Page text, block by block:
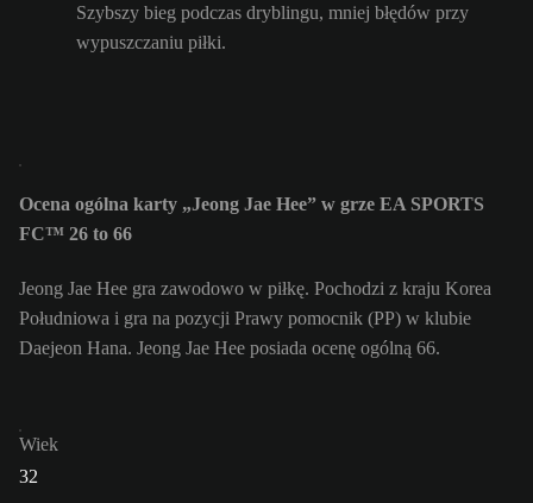
Szybszy bieg podczas dryblingu, mniej błędów przy
wypuszczaniu piłki.
Ocena ogólna karty „Jeong Jae Hee” w grze EA SPORTS
FC™ 26 to 66
Jeong Jae Hee gra zawodowo w piłkę. Pochodzi z kraju Korea
Południowa i gra na pozycji Prawy pomocnik (PP) w klubie
Daejeon Hana. Jeong Jae Hee posiada ocenę ogólną 66.
Wiek
32